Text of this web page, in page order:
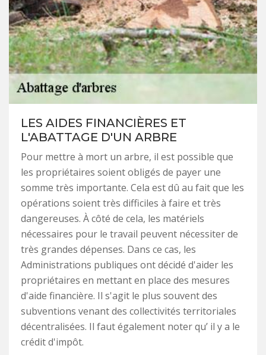
LES AIDES FINANCIÈRES ET
L'ABATTAGE D'UN ARBRE
Pour mettre à mort un arbre, il est possible que
les propriétaires soient obligés de payer une
somme très importante. Cela est dû au fait que les
opérations soient très difficiles à faire et très
dangereuses. À côté de cela, les matériels
nécessaires pour le travail peuvent nécessiter de
très grandes dépenses. Dans ce cas, les
Administrations publiques ont décidé d'aider les
propriétaires en mettant en place des mesures
d'aide financière. Il s'agit le plus souvent des
subventions venant des collectivités territoriales
décentralisées. Il faut également noter qu’ il y a le
crédit d'impôt.